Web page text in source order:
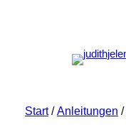
Start/Anleitungen /